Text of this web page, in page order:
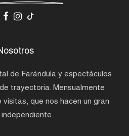
de Farándula y espectáculos
trayectoria. Mensualmente
que nos hacen un gran